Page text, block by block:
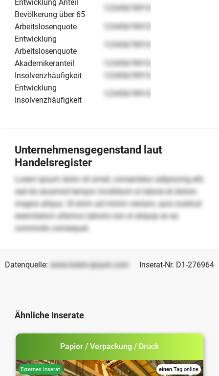
Entwicklung Anteil
Bevölkerung über 65
12345678910
Arbeitslosenquote
12345678910
Entwicklung
Arbeitslosenquote
12345678910
Akademikeranteil
12345678910
Insolvenzhäufigkeit
12345678910
Entwicklung
Insolvenzhäufigkeit
12345678910
Unternehmensgegenstand laut
Handelsregister
Lorem ipsum dolor sit amet, consectetur adipiscing elit,
sed do eiusmod tempor incididunt ut labore et dolore
magna aliqua. Ut enim ad minim veniam, quis nostrud
exercitation ullamco laboris nisi ut aliquip ex ea
commodo consequat.
Datenquelle: www.lorem-ipsum.com Inserat-Nr. D1-276964
Ähnliche Inserate
Papier / Verpackung / Druck
einen Tag online